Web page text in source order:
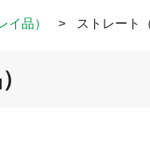
イ品） > ストレート